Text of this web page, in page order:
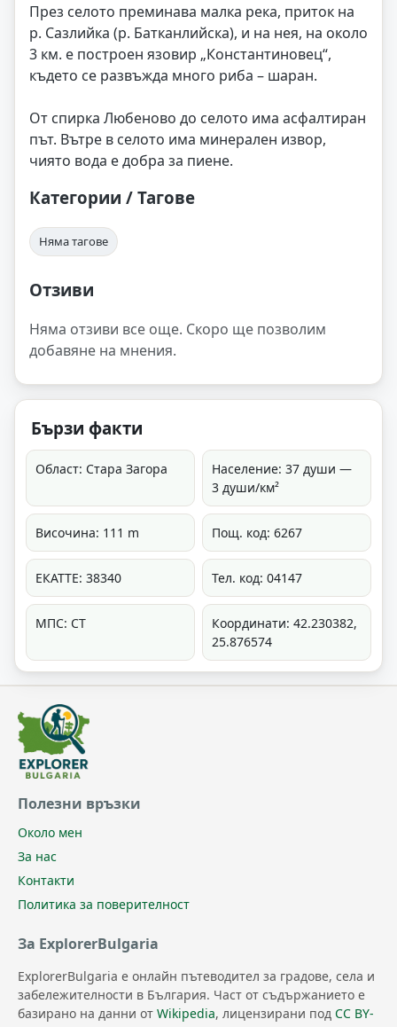
През селото преминава малка река, приток на
р. Сазлийка (р. Батканлийска), и на нея, на около
3 км. е построен язовир „Константиновец“,
където се развъжда много риба – шаран.
От спирка Любеново до селото има асфалтиран
път. Вътре в селото има минерален извор,
чиято вода е добра за пиене.
Категории / Тагове
Няма тагове
Отзиви
Няма отзиви все още. Скоро ще позволим
добавяне на мнения.
Бързи факти
Област: Стара Загора
Население: 37 души —
3 души/км²
Височина: 111 m Пощ. код: 6267
ЕКАТТЕ: 38340 Тел. код: 04147
МПС: СТ
Координати: 42.230382,
25.876574
Полезни връзки
Около мен
За нас
Контакти
Политика за поверителност
За ExplorerBulgaria
ExplorerBulgaria е онлайн пътеводител за градове, села и
забележителности в България. Част от съдържанието е
базирано на данни от Wikipedia, лицензирани под CC BY-